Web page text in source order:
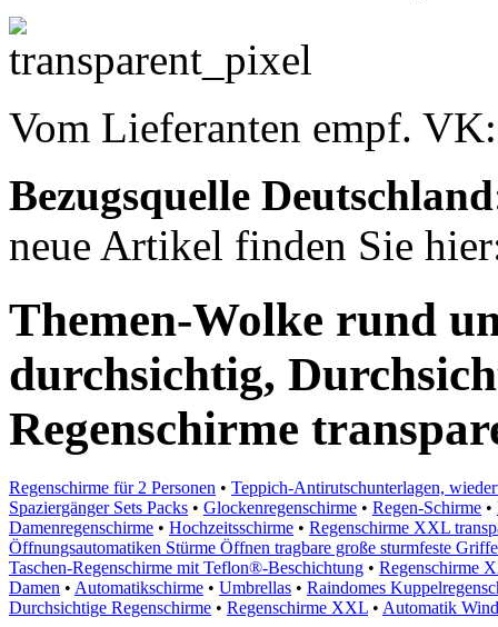
Vom Lieferanten empf.
Bezugsquelle Deutschland
neue Artikel finden Sie
Themen-Wolke rund
durchsichtig,
Regenschirme
Regenschirme für 2 Personen • Teppich-Antirutschunterlagen,
Spaziergänger Sets Packs • Glockenregenschirme • Regen-Schirme •
Damenregenschirme • Hochzeitsschirme • Regenschirme XXL
Öffnungsautomatiken Stürme Öffnen tragbare große sturmfeste Griffe
Taschen-Regenschirme mit Teflon®-Beschichtung • Regenschirme
Damen • Automatikschirme • Umbrellas • Raindomes
Durchsichtige Regenschirme • Regenschirme XXL • Automatik